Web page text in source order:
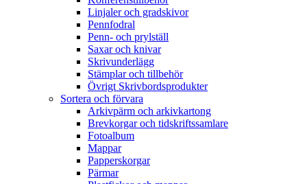
Linjaler och gradskivor
Pennfodral
Penn- och prylställ
Saxar och knivar
Skrivunderlägg
Stämplar och tillbehör
Övrigt Skrivbordsprodukter
Sortera och förvara
Arkivpärm och arkivkartong
Brevkorgar och tidskriftssamlare
Fotoalbum
Mappar
Papperskorgar
Pärmar